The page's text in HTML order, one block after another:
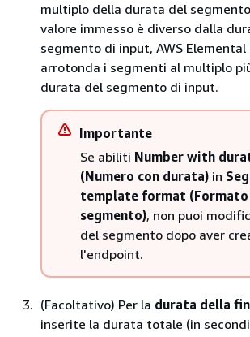
multiplo della durata del
valore immesso è diverso dalla
segmento di input, AWS Elemental
arrotonda i segmenti al multiplo
durata del segmento di input.
Importante
Se abiliti Number with
(Numero con durata) in
template format
segmento), non puoi
del segmento dopo aver
l'endpoint.
(Facoltativo) Per la durata della
inserite la durata totale (in